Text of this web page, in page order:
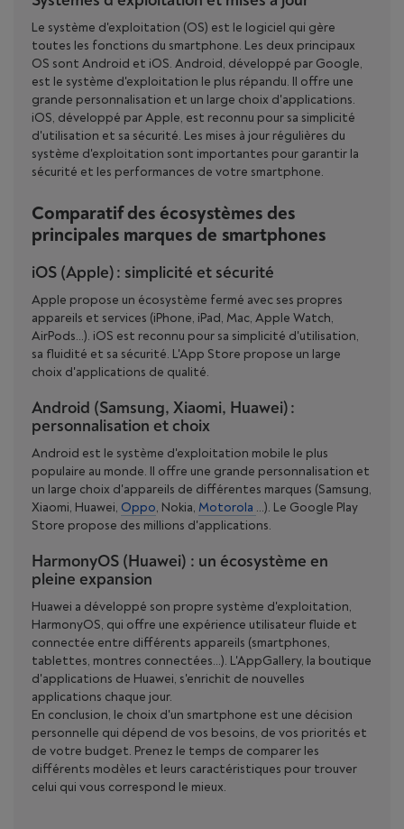
Le système d'exploitation (OS) est le logiciel qui gère
toutes les fonctions du smartphone. Les deux principaux
OS sont Android et iOS. Android, développé par Google,
est le système d'exploitation le plus répandu. Il offre une
grande personnalisation et un large choix d'applications.
iOS, développé par Apple, est reconnu pour sa simplicité
d'utilisation et sa sécurité. Les mises à jour régulières du
système d'exploitation sont importantes pour garantir la
sécurité et les performances de votre smartphone.
Comparatif des écosystèmes des
principales marques de smartphones
iOS (Apple) : simplicité et sécurité
Apple propose un écosystème fermé avec ses propres
appareils et services (iPhone, iPad, Mac, Apple Watch,
AirPods...). iOS est reconnu pour sa simplicité d'utilisation,
sa fluidité et sa sécurité. L'App Store propose un large
choix d'applications de qualité.
Android (Samsung, Xiaomi, Huawei) :
personnalisation et choix
Android est le système d'exploitation mobile le plus
populaire au monde. Il offre une grande personnalisation et
un large choix d'appareils de différentes marques (Samsung,
Xiaomi, Huawei, Oppo, Nokia, Motorola ...). Le Google Play
Store propose des millions d'applications.
HarmonyOS (Huawei) : un écosystème en
pleine expansion
Huawei a développé son propre système d'exploitation,
HarmonyOS, qui offre une expérience utilisateur fluide et
connectée entre différents appareils (smartphones,
tablettes, montres connectées...). L'AppGallery, la boutique
d'applications de Huawei, s'enrichit de nouvelles
applications chaque jour.
En conclusion, le choix d'un smartphone est une décision
personnelle qui dépend de vos besoins, de vos priorités et
de votre budget. Prenez le temps de comparer les
différents modèles et leurs caractéristiques pour trouver
celui qui vous correspond le mieux.